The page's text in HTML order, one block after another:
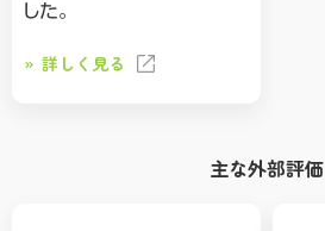
した。
詳しく見る
主な外部評価